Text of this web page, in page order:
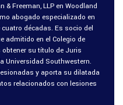
& Freeman, LLP en Woodland
abogado especializado en
décadas. Es socio del
admitido en el Colegio de
su título de Juris
Universidad Southwestern.
y aporta su dilatada
relacionados con lesiones